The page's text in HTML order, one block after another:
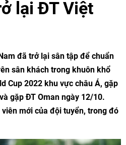
lại ĐT Việt
đã trở lại sân tập để chuẩn
sân khách trong khuôn khổ
Cup 2022 khu vực châu Á, gặp
gặp ĐT Oman ngày 12/10.
mới của đội tuyển, trong đó